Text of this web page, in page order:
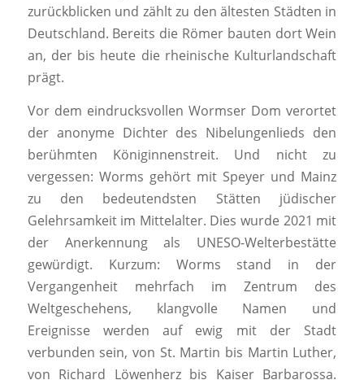
zurückblicken und zählt zu den ältesten Städten in
Deutschland. Bereits die Römer bauten dort Wein
an, der bis heute die rheinische Kulturlandschaft
prägt.
Vor dem eindrucksvollen Wormser Dom verortet
der anonyme Dichter des Nibelungenlieds den
berühmten Königinnenstreit. Und nicht zu
vergessen: Worms gehört mit Speyer und Mainz
zu den bedeutendsten Stätten jüdischer
Gelehrsamkeit im Mittelalter. Dies wurde 2021 mit
der Anerkennung als UNESO-Welterbestätte
gewürdigt. Kurzum: Worms stand in der
Vergangenheit mehrfach im Zentrum des
Weltgeschehens, klangvolle Namen und
Ereignisse werden auf ewig mit der Stadt
verbunden sein, von St. Martin bis Martin Luther,
von Richard Löwenherz bis Kaiser Barbarossa.